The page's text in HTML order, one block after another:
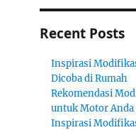
Recent Posts
Inspirasi
Dicoba di Rumah
Rekomendasi
untuk Motor Anda
Inspirasi